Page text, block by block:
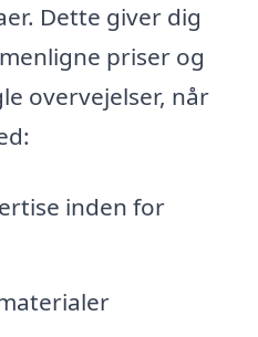
Dette giver dig
priser og
overvejelser, når
inden for